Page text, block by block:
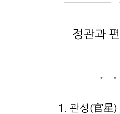
정관과
1. 관성(官星)